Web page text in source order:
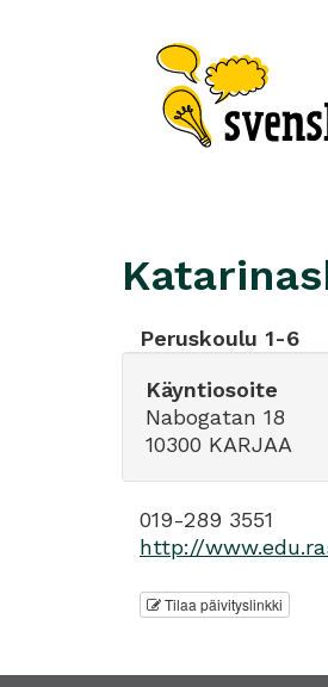
Peruskoulu 1-6
Käyntiosoite
Nabogatan 18
10300 KARJAA
019-289 3551
http://
Tilaa päivityslinkki